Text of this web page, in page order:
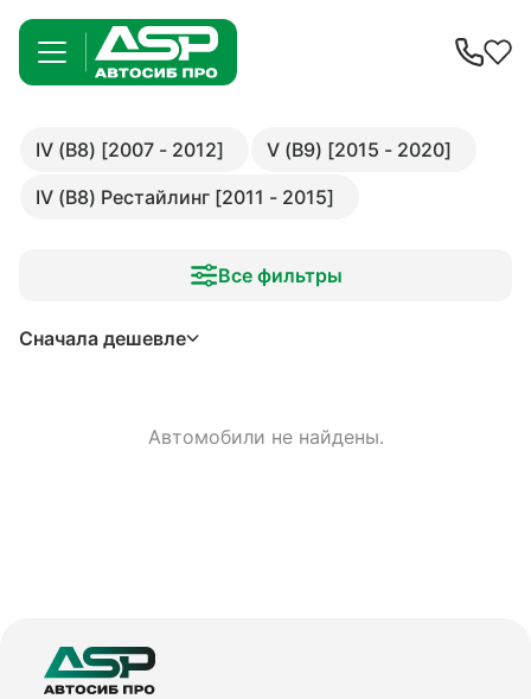
IV (B8) [2007 - 2012]
V (B9) [2015 - 2020]
IV (B8) Рестайлинг [2011 - 2015]
Все фильтры
Сначала дешевле
Автомобили не найдены.